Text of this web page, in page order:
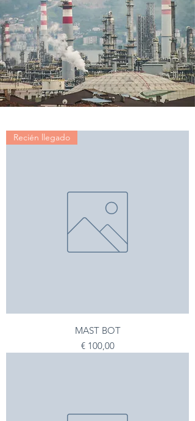
Recién llegado
MAST BOT
Preço
€ 100,00